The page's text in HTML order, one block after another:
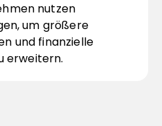
nutzen
um größere
und finanzielle
erweitern.